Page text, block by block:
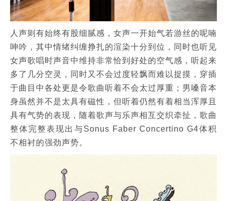
人声则有始终有股细腻感，女声一开始气若游丝的呢喃
呻吟，其中情绪纠缠挣扎的渲染十分到位，同时也听见
女声歌唱时声音中维持非常恰到好处的空气感，听起来
多了几分空灵，同时又不会过度轻飘而难以捉摸，穿插
于曲目中各处更是令歌曲听着不会太过厚重；男嗓音本
身虽然并不是太具有磁性，但听着仍然有着相当浑厚且
具有气势的表现，随着歌声与乐声相互交织牵扯，歌曲
整体完整表现出与Sonus Faber Concertino G4体积
不相衬的强劲声势。